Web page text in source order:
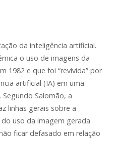
da inteligência artificial.
o uso de imagens da
1982 e que foi “revivida” por
artificial (IA) em uma
Salomão, a
linhas gerais sobre a
uso da imagem gerada
ficar defasado em relação